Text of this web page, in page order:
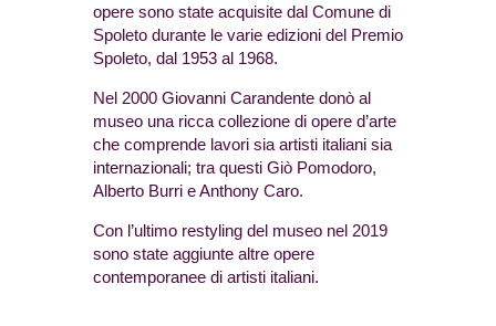
opere sono state acquisite dal Comune di
Spoleto durante le varie edizioni del Premio
Spoleto, dal 1953 al 1968.
Nel 2000 Giovanni Carandente donò al
museo una ricca collezione di opere d’arte
che comprende lavori sia artisti italiani sia
internazionali; tra questi Giò Pomodoro,
Alberto Burri e Anthony Caro.
Con l’ultimo restyling del museo nel 2019
sono state aggiunte altre opere
contemporanee di artisti italiani.